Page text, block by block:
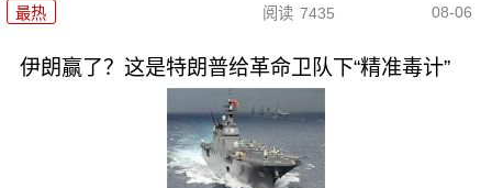
最热 阅读 7435 08-06
伊朗赢了？这是特朗普给革命卫队下“精准毒计”